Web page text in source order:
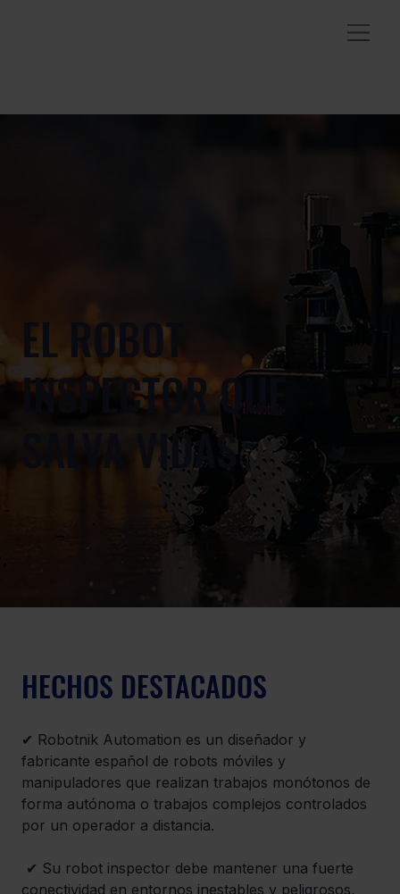
EL ROBOT
INSPECTOR QUE
SALVA VIDAS
HECHOS DESTACADOS
✔ Robotnik Automation es un diseñador y
fabricante español de robots móviles y
manipuladores que realizan trabajos monótonos de
forma autónoma o trabajos complejos controlados
por un operador a distancia.
conectividad en entornos inestables y peligrosos,